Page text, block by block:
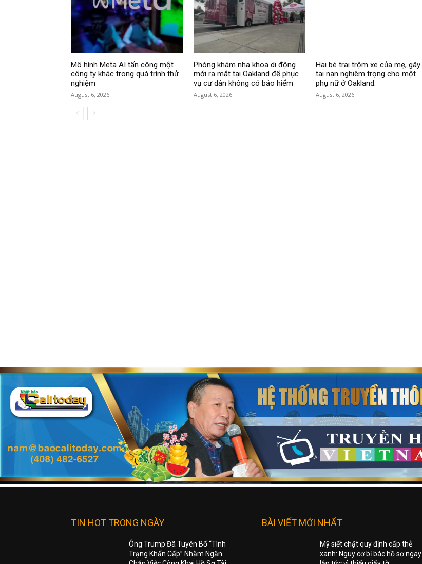
Mô hình Meta AI tấn công một
công ty khác trong quá trình thử
nghiệm
August 6, 2026
Phòng khám nha khoa di động
mới ra mắt tại Oakland để phục
vụ cư dân không có bảo hiểm
August 6, 2026
Hai bé trai trộm xe của mẹ, gây
tai nạn nghiêm trọng cho một
phụ nữ ở Oakland.
August 6, 2026
TIN HOT TRONG NGÀY
Ông Trump Đã Tuyên Bố “Tình
Trạng Khẩn Cấp” Nhằm Ngăn
BÀI VIẾT MỚI NHẤT
Mỹ siết chặt quy định cấp thẻ
xanh: Nguy cơ bị bác hồ sơ ngay